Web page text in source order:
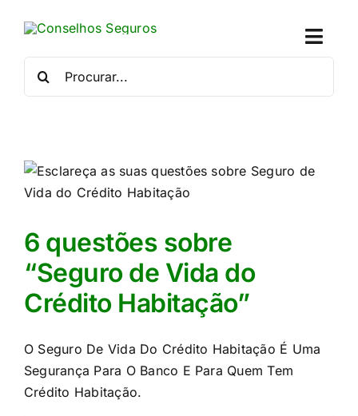
content
por:
6 questões sobre
“Seguro de Vida do
Crédito Habitação”
O Seguro De Vida Do Crédito Habitação É Uma
Segurança Para O Banco E Para Quem Tem
Crédito Habitação.​